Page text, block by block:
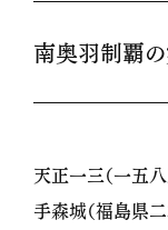
南奥羽制覇
天正一三（一五
手森城（福島県